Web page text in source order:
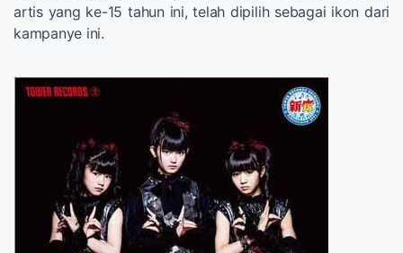
artis yang ke-15 tahun ini, telah dipilih sebagai ikon dari
kampanye ini.